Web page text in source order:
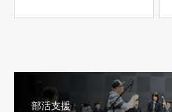
部活支援